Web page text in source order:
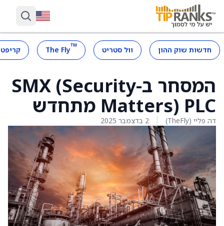
חדשות שוק ההון וול סטריט ™
The Fly
המסחר ב-SMX (Security
Matters) PLC מתחדש
דה פליי (TheFly) 2 בדצמבר 2025